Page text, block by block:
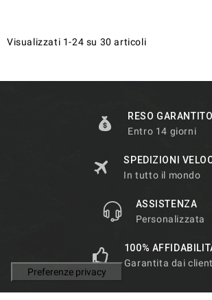
Visualizzati 1-24 su 30 articoli
RESO GARANTITO
Entro 14 giorni
SPEDIZIONI
In tutto il mondo
ASSISTENZA
Personalizzata
100%
Garantita dai